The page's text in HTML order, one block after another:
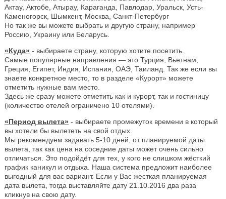
Актау, Актобе, Атырау, Караганда, Павлодар, Уральск, Усть-
Каменогорск, Шымкент, Москва, Санкт-Петербург
Но так же вы можете выбрать и другую страну, например
Россию, Украину или Беларусь.
«Куда» - выбираете страну, которую хотите посетить.
Самые популярные направления — это Турция, Вьетнам,
Греция, Египет, Индия, Испания, ОАЭ, Таиланд. Так же если вы
знаете конкретное место, то в разделе «Курорт» можете
отметить нужные вам место.
Здесь же сразу можете отметить как и курорт, так и гостиницу
(количество отелей ограничено 10 отелями).
«Период вылета» - выбираете промежуток времени в который
вы хотели бы вылететь на свой отдых.
Мы рекомендуем задавать 5-10 дней, от планируемой даты
вылета, так как цена на соседние даты может очень сильно
отличаться. Это подойдёт для тех, у кого не слишком жёсткий
график каникул и отдыха. Наша система предложит наиболее
выгодный для вас вариант. Если у Вас жесткая планируемая
дата вылета, тогда выставляйте дату 21.10.2016 два раза
кликнув на свою дату.